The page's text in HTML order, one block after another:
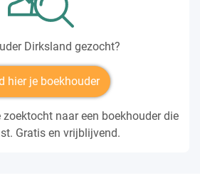
Dirksland gezocht?
hier je boekhouder
naar een boekhouder die
Gratis en vrijblijvend.